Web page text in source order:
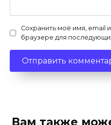
Сохранить моё имя, email
браузере для
Вам также